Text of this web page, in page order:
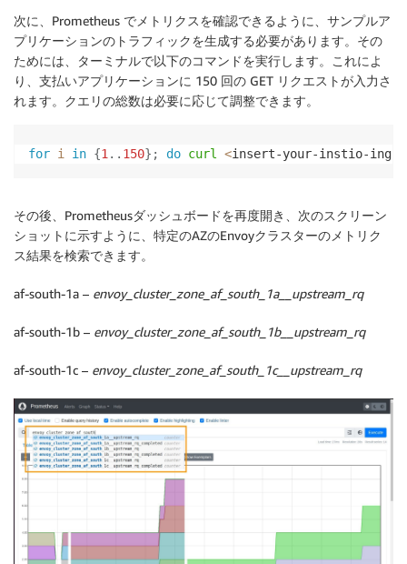
      action: replace
      regex:
[ ^: ] ) ( ?:: \d+)? ;(\d+ )
      replacement:
$1 :
$2
      targetLabel: __address__
    - action: labeldrop
      regex:
"__meta_kubernetes_pod_label_(.+)"
      action: replace
      targetLabel: namespace
      targetLabel: pod_name
---
apiVersion: monitoring.coreos.com/v1
metadata:
  namespace: prometheus
    monitoring: istio-components
spec:
  jobLabel: istio
  targetLabels:
[app]
  selector:
    matchExpressions:
key: istio, operator: In, values: pilot]}
  namespaceSelector:
    any:
true
次に、Prometheus でメトリクスを確認できるように、サンプルア
プリケーションのトラフィックを生成する必要があります。その
ためには、ターミナルで以下のコマンドを実行します。これによ
り、支払いアプリケーションに 150 回の GET リクエストが入力さ
れます。クエリの総数は必要に応じて調整できます。
for i in {1.. 150} ; do curl <insert-your-instio-
その後、Prometheusダッシュボードを再度開き、次のスクリーン
ショットに示すように、特定のAZのEnvoyクラスターのメトリク
ス結果を検索できます。
af-south-1a – envoy_cluster_zone_af_south_1a__upstream_rq
af-south-1b – envoy_cluster_zone_af_south_1b__upstream_rq
af-south-1c – envoy_cluster_zone_af_south_1c__upstream_rq